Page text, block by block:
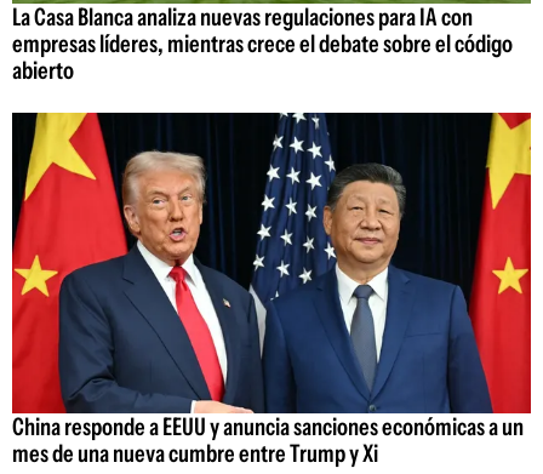
La Casa Blanca analiza nuevas regulaciones para IA con
empresas líderes, mientras crece el debate sobre el código
abierto
China responde a EEUU y anuncia sanciones económicas a un
mes de una nueva cumbre entre Trump y Xi